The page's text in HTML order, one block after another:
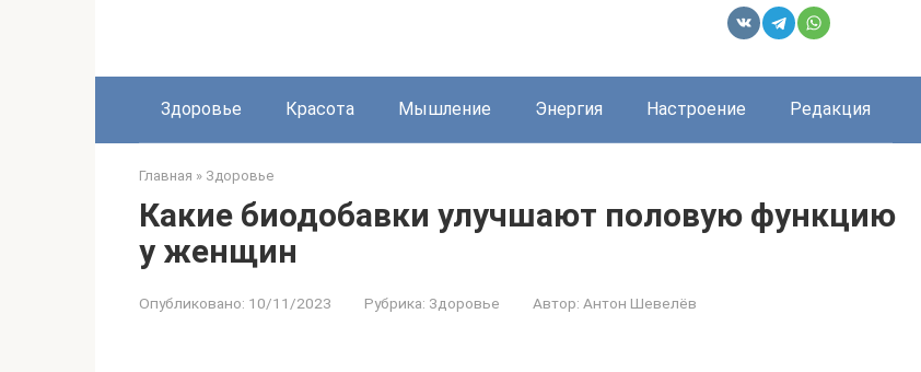
Здоровье Красота Мышление Энергия Настроение Редакция
Главная » Здоровье
Какие биодобавки улучшают половую функцию
у женщин
Опубликовано: 10/11/2023 Рубрика: Здоровье Автор: Антон Шевелёв